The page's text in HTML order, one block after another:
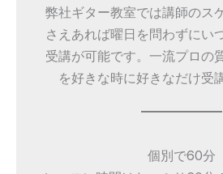
弊社ギター教室では講師のス
さえあれば曜日を問わずにい
受講が可能です。一流プロの
を好きな時に好きなだけ受
個別で60分